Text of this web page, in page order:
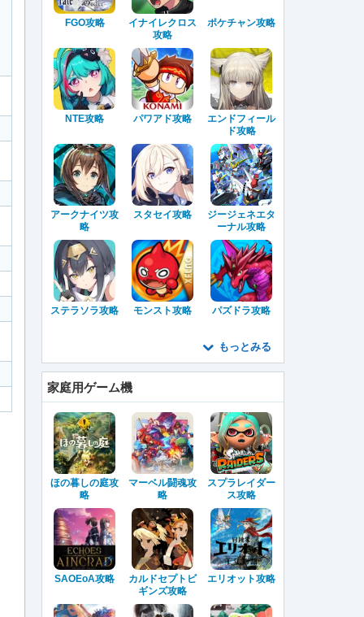
FGO攻略
イナイレクロス
攻略
ポケチャン攻略
NTE攻略 パワアド攻略
エンドフィール
ド攻略
アークナイツ攻
略
スタセイ攻略
ジージェネエタ
ーナル攻略
ステラソラ攻略 モンスト攻略 パズドラ攻略
もっとみる
家庭用ゲーム機
ほの暮しの庭攻
略
マーベル闘魂攻
略
スプラレイダー
ス攻略
SAOEoA攻略
カルドセプトビ
ギンズ攻略
エリオット攻略